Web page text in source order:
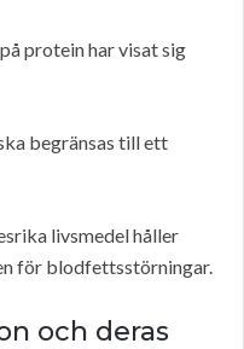
protein har visat sig
begränsas till ett
livsmedel håller
för blodfettsstörningar.
och deras